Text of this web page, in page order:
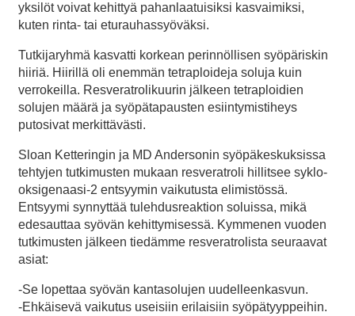
yksilöt voivat kehittyä pahanlaatuisiksi kasvaimiksi,
kuten rinta- tai eturauhassyöväksi.
Tutkijaryhmä kasvatti korkean perinnöllisen syöpäriskin
hiiriä. Hiirillä oli enemmän tetraploideja soluja kuin
verrokeilla. Resveratrolikuurin jälkeen tetraploidien
solujen määrä ja syöpätapausten esiintymistiheys
putosivat merkittävästi.
Sloan Ketteringin ja MD Andersonin syöpäkeskuksissa
tehtyjen tutkimusten mukaan resveratroli hillitsee syklo-
oksigenaasi-2 entsyymin vaikutusta elimistössä.
Entsyymi synnyttää tulehdusreaktion soluissa, mikä
edesauttaa syövän kehittymisessä. Kymmenen vuoden
tutkimusten jälkeen tiedämme resveratrolista seuraavat
asiat:
-Se lopettaa syövän kantasolujen uudelleenkasvun.
-Ehkäisevä vaikutus useisiin erilaisiin syöpätyyppeihin.